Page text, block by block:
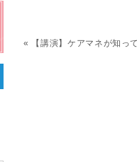
« 【講演】ケアマネが知っ